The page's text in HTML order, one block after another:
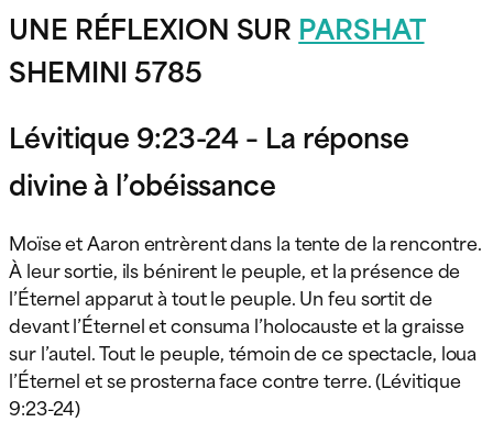
UNE RÉFLEXION SUR PARSHAT
SHEMINI 5785
Lévitique 9:23-24 – La réponse
divine à l’obéissance
Moïse et Aaron entrèrent dans la tente de la rencontre.
À leur sortie, ils bénirent le peuple, et la présence de
l’Éternel apparut à tout le peuple. Un feu sortit de
devant l’Éternel et consuma l’holocauste et la graisse
sur l’autel. Tout le peuple, témoin de ce spectacle, loua
l’Éternel et se prosterna face contre terre. (Lévitique
9:23-24)